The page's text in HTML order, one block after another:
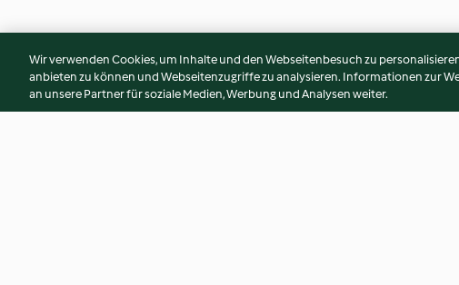
Wir verwenden Cookies, um Inhalte und den Webseitenbesuch zu
anbieten zu können und Webseitenzugriffe zu analysieren. Informationen zur
an unsere Partner für soziale Medien, Werbung und Analysen weiter.